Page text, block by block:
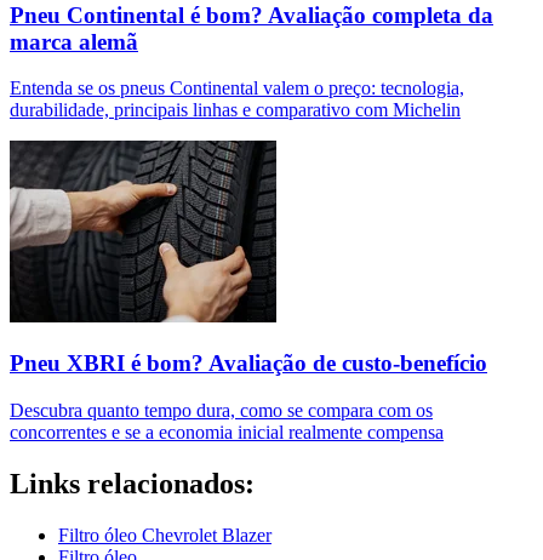
Pneu Continental é bom? Avaliação completa da
marca alemã
Entenda se os pneus Continental valem o preço: tecnologia,
durabilidade, principais linhas e comparativo com Michelin
Pneu XBRI é bom? Avaliação de custo-benefício
Descubra quanto tempo dura, como se compara com os
concorrentes e se a economia inicial realmente compensa
Links relacionados:
Filtro óleo Chevrolet Blazer